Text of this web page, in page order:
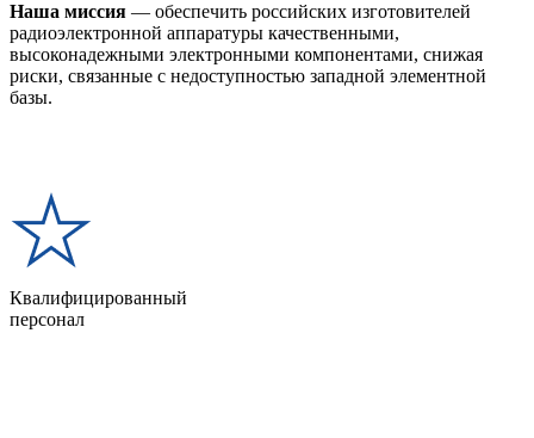
Наша миссия — обеспечить российских изготовителей
радиоэлектронной аппаратуры качественными,
высоконадежными электронными компонентами, снижая
риски, связанные с недоступностью западной элементной
базы.
Квалифицированный
персонал